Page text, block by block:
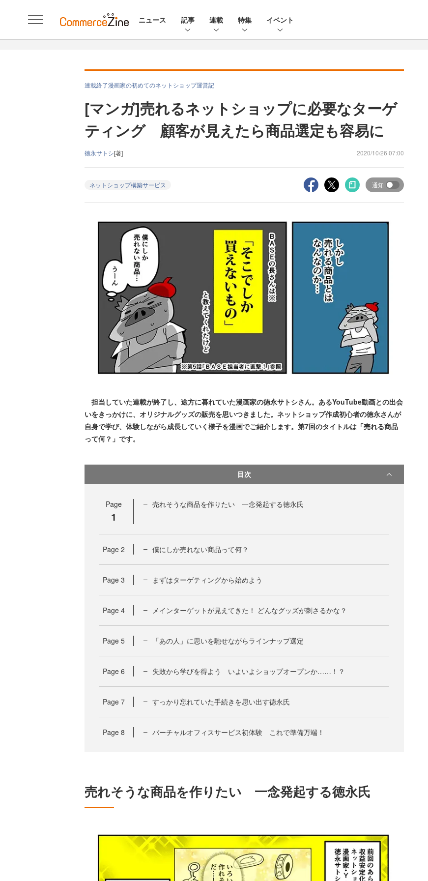
ニュース 記事 連載 特集 イベント
連載終了漫画家の初めてのネットショップ運営記
[マンガ]売れるネットショップに必要なターゲ
ティング 顧客が見えたら商品選定も容易に
徳永サトシ[著] 2020/10/26 07:00
ネットショップ構築サービス 通知
担当していた連載が終了し、途方に暮れていた漫画家の徳永サトシさん。あるYouTube動画との出会
いをきっかけに、オリジナルグッズの販売を思いつきました。ネットショップ作成初心者の徳永さんが
自身で学び、体験しながら成長していく様子を漫画でご紹介します。第7回のタイトルは「売れる商品
って何？」です。
目次
Page
1
売れそうな商品を作りたい 一念発起する徳永氏
Page 2 僕にしか売れない商品って何？
Page 3 まずはターゲティングから始めよう
Page 4 メインターゲットが見えてきた！ どんなグッズが刺さるかな？
Page 5 「あの人」に思いを馳せながらラインナップ選定
Page 6 失敗から学びを得よう いよいよショップオープンか……！？
Page 7 すっかり忘れていた手続きを思い出す徳永氏
Page 8 バーチャルオフィスサービス初体験 これで準備万端！
売れそうな商品を作りたい 一念発起する徳永氏